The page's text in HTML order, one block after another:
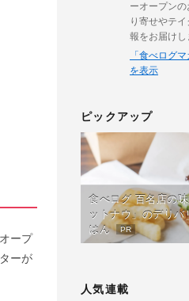
ープ
ーが
ーオープン
り寄せやテ
報をお届けし
「食べログ
を表示
ピックアップ
食べログ 百名店の
ットナウ」のデリ
はん
PR
人気連載